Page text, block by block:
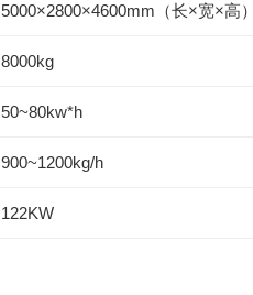
5000×2800×4600mm（长×宽×高）
8000kg
50~80kw*h
900~1200kg/h
122KW